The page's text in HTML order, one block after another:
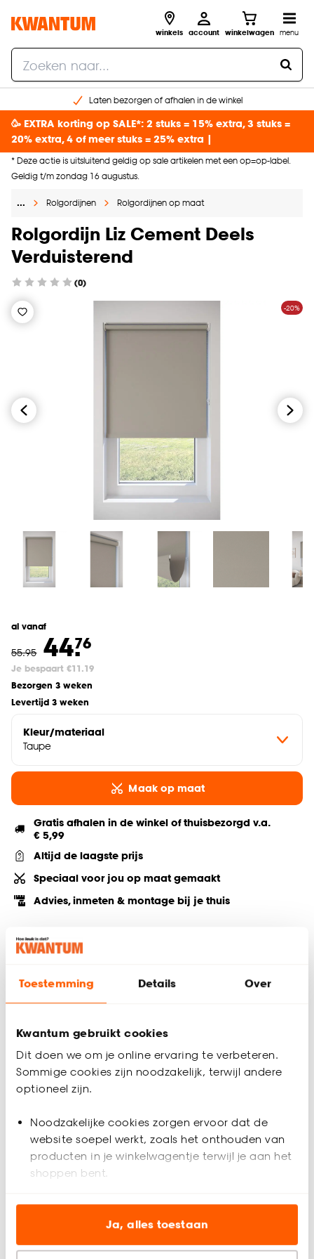
Toestemming Details Over
Kwantum gebruikt cookies
Dit doen we om je online ervaring te verbeteren.
Sommige cookies zijn noodzakelijk, terwijl andere
optioneel zijn.
Noodzakelijke cookies zorgen ervoor dat de
website soepel werkt, zoals het onthouden van
producten in je winkelwagentje terwijl je aan het
shoppen bent.
Analytische cookies (optioneel) helpen ons de
website te verbeteren voor jou en al onze andere
Ja, alles toestaan
winkels account winkelwagen menu
Laten bezorgen of afhalen in de winkel
Gratis raam advies en inmeten aan huis
€ 5,- korting op je volgende bestelling
🥳 EXTRA korting op SALE*: 2 stuks = 15% extra, 3 stuks =
20% extra, 4 of meer stuks = 25% extra |
* Deze actie is uitsluitend geldig op sale artikelen met een op=op-label.
Geldig t/m zondag 16 augustus.
… Rolgordijnen Rolgordijnen op maat
Rolgordijn Liz Cement Deels
Verduisterend
(0)
-20%
al vanaf
55.95 44.76
Je bespaart €11.19
Bezorgen 3 weken
Levertijd 3 weken
Kleur/materiaal
Taupe
Maak op maat
Gratis afhalen in de winkel of thuisbezorgd v.a.
€ 5,99
Altijd de laagste prijs
Speciaal voor jou op maat gemaakt
Advies, inmeten & montage bij je thuis
Gratis advies aan huis
Inmeethulp
Deels Verduisterend
Volledig op maat te maken
Elektrische bediening mogelijk
Geschikt voor draaikiep ramen
daardoor veel privacy maar maakt de kamer niet volledig
donker en bidet mooi sfeerlicht. Het rolgordijn is gemaakt van
Productspecificaties